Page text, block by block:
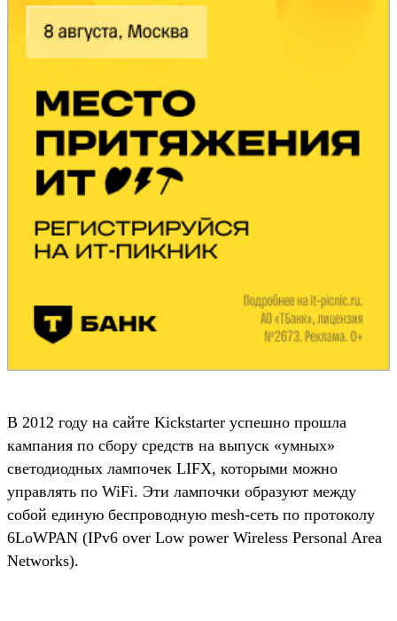
В 2012 году на сайте Kickstarter успешно прошла
кампания по сбору средств на выпуск «умных»
светодиодных лампочек LIFX, которыми можно
управлять по WiFi. Эти лампочки образуют между
собой единую беспроводную mesh-сеть по протоколу
6LoWPAN (IPv6 over Low power Wireless Personal Area
Networks).